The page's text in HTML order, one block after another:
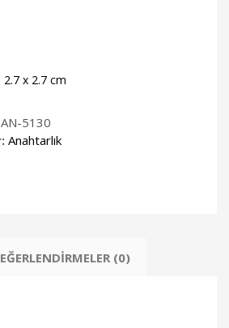
2.7 x 2.7 cm
AN-5130
Anahtarlık
(0)